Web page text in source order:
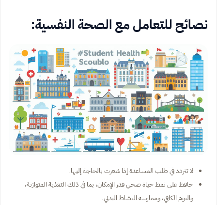
نصائح للتعامل مع الصحة النفسية:
لا تتردد في طلب المساعدة إذا شعرت بالحاجة إليها.
حافظ على نمط حياة صحي قدر الإمكان، بما في ذلك التغذية المتوازنة،
والنوم الكافي، وممارسة النشاط البدني.